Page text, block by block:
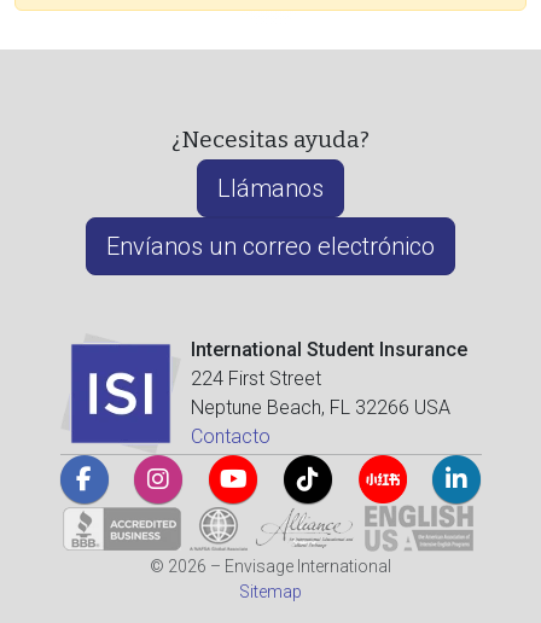
¿Necesitas ayuda?
Llámanos
Envíanos un correo electrónico
International Student Insurance
224 First Street
Neptune Beach, FL 32266 USA
Contacto
© 2026 – Envisage International
Sitemap